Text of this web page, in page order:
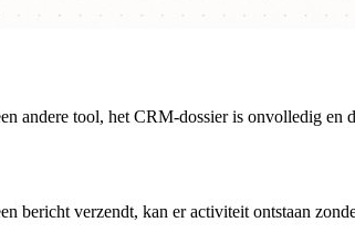
andere tool, het CRM-dossier is onvolledig en
bericht verzendt, kan er activiteit ontstaan